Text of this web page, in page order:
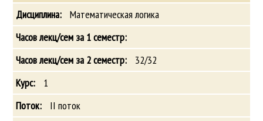
Математическая логика
32/32
1
II поток